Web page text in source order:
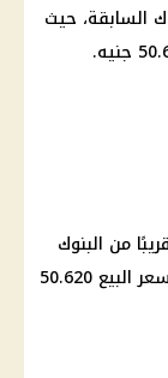
السابقة، حيث
البنوك
الأخرى، حيث يبلغ سعر الشراء 50.520 جنيه وسعر البيع 50.620